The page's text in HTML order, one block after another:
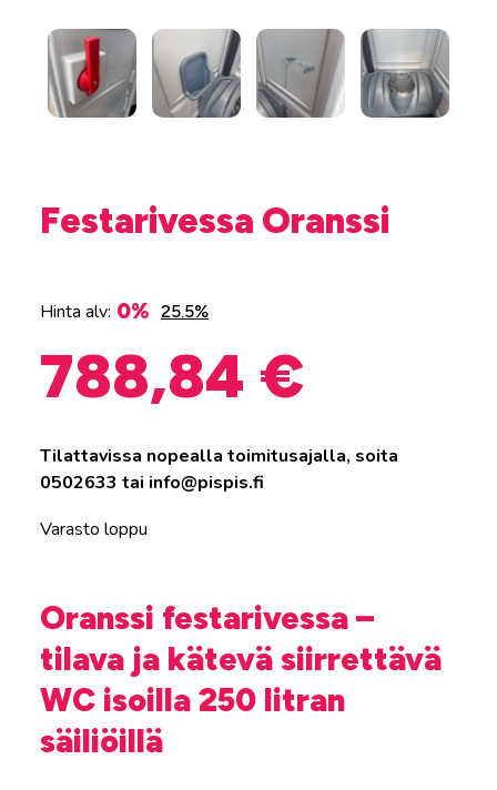
Festarivessa Oranssi
Hinta alv: 0% 25.5%
788,84 €
Tilattavissa nopealla toimitusajalla, soita
0502633 tai info@pispis.fi
Varasto loppu
Oranssi festarivessa –
tilava ja kätevä siirrettävä
WC isoilla 250 litran
säiliöillä